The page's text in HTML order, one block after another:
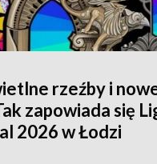
rzeźby i
zapowiada się
2026 w Łodzi